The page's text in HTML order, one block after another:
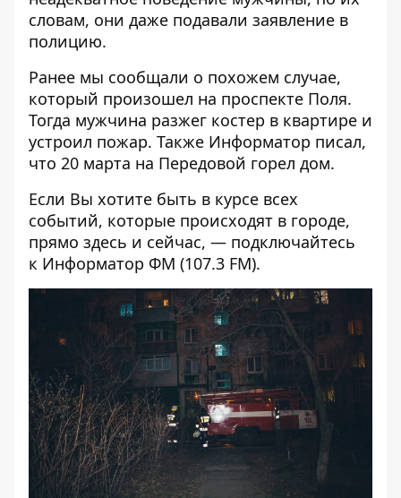
словам, они даже подавали заявление в
полицию.
Ранее мы сообщали о похожем случае,
который произошел на проспекте Поля.
Тогда мужчина разжег костер в квартире и
устроил пожар. Также Информатор писал,
что 20 марта на Передовой горел дом.
Если Вы хотите быть в курсе всех
событий, которые происходят в городе,
прямо здесь и сейчас, — подключайтесь
к Информатор ФМ (107.3 FM).